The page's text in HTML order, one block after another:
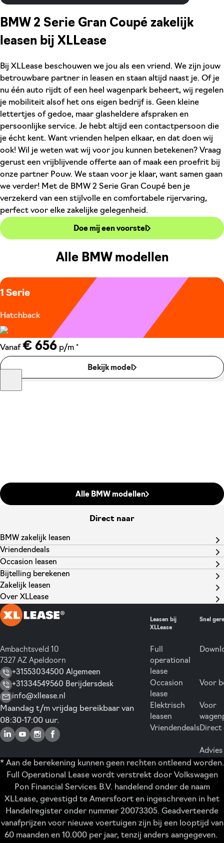
BMW 2 Serie Gran Coupé zakelijk
leasen bij XLLease
Bij XLLease beschouwen we jou als een vriend. We zijn jouw
betrouwbare partner in leasen en staan altijd naast je. Of je
nu één auto rijdt of een heel wagenpark beheert, wij regelen
je mobiliteit alsof het ons eigen bedrijf is. Geen kleine
lettertjes of gedoe, maar glasheldere afspraken en
persoonlijke service. Je hebt altijd een contactpersoon die
je écht kent. Want vrienden helpen elkaar, en dat doen wij
ook! Wil je weten wat wij voor jou kunnen betekenen? Vraag
gerust een vrijblijvende offerte aan of maak een proefrit bij
onze partner Pouw. We staan voor je klaar, want samen gaan
we verder! Met de BMW 2 Serie Gran Coupé ben je
verzekerd van een stijlvolle en comfortabele rijervaring,
perfect voor elke zakelijke gelegenheid.
Doe mij een voorstel
Alle BMW modellen
1 Serie
Hatchback
Vanaf € 656 p/m *
Bekijk model
Alle BMW modellen
Direct naar
BMW zakelijk leasen
Vriendendeals
Occasion leasen
Bijtelling berekenen
Zakelijk leasen
Over XLLease
Ambachtsveld 10
7327 AZ Apeldoorn
+31553034500 Algemeen
+31334549560 Berijdersdesk
info@xllease.nl
Maandag t/m vrijdag bereikbaar van
08:30-17:00 uur.
Leasen bij
XLLease
Full
operational
lease
Occasion
lease
Elektrisch
leasen
Vriendendeals
Snel
Voor
Voor
Direct
* Aan de berekening kunnen geen rechten ontleend worden.
Full Operational Lease wordt verstrekt door Volkswagen
Pon Financial Services B.V. handelend onder de naam
XLLease, gevestigd te Amersfoort en ingeschreven in het
Handelregister onder nummer 20073305. Geadverteerde
vanafprijzen voor nieuwe voertuigen zijn bij een looptijd van
60 maanden en 10.000 per jaar, tenzij anders aangegeven.